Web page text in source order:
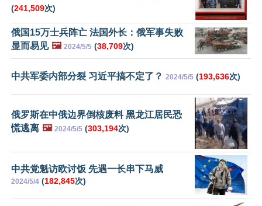
(241,509次)
俄国15万士兵阵亡 法国外长：俄军事失败
显而易见 🖼️ 2024/5/5 (38,709次)
中共军委内部分裂 习近平搞不定了？ 2024/5/5 (193,636次)
俄罗斯在中俄边界倒核废料 黑龙江居民恐
慌逃离 🖼️ 2024/5/5 (303,194次)
中共党魁访欧讨饭 先遇一长串下马威
2024/5/4 (182,845次)